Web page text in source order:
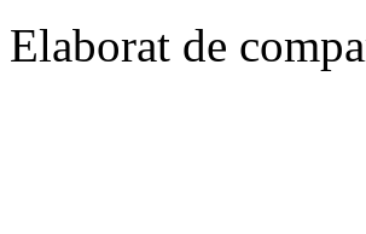
Elaborat de